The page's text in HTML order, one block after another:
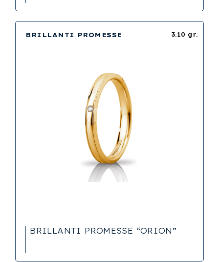
3.10 gr.
BRILLANTI PROMESSE
BRILLANTI PROMESSE “ORION”